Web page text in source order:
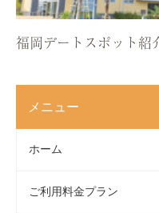
福岡デートスポット紹
メニュー
ホーム
ご利用料金プラン